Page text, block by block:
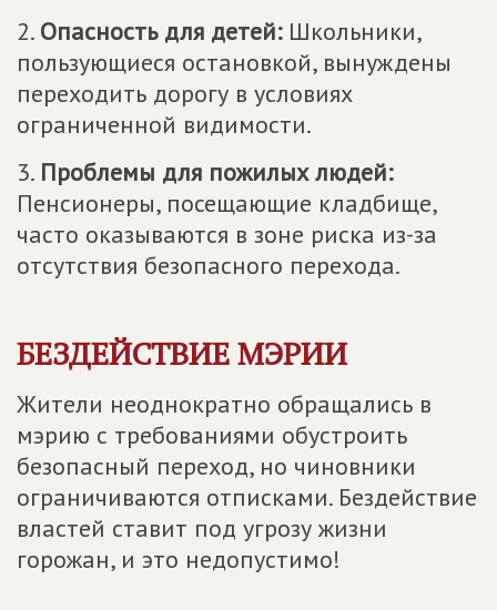
2. Опасность для детей:Школьники,
пользующиеся остановкой, вынуждены
переходить дорогу в условиях
ограниченной видимости.
3. Проблемы для пожилых людей:
Пенсионеры, посещающие кладбище,
часто оказываются в зоне риска из-за
отсутствия безопасного перехода.
БЕЗДЕЙСТВИЕ МЭРИИ
Жители неоднократно обращались в
мэрию с требованиями обустроить
безопасный переход, но чиновники
ограничиваются отписками. Бездействие
властей ставит под угрозу жизни
горожан, и это недопустимо!